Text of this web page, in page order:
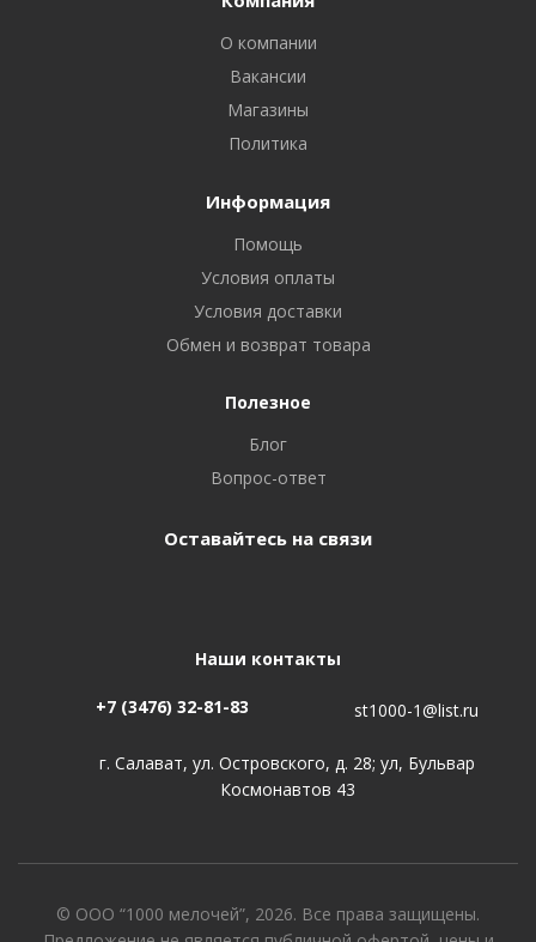
О компании
Вакансии
Магазины
Политика
Информация
Помощь
Условия оплаты
Условия доставки
Обмен и возврат товара
Полезное
Блог
Вопрос-ответ
Оставайтесь на связи
Наши контакты
+7 (3476) 32-81-83 st1000-1@list.ru
г. Салават, ул. Островского, д. 28; ул, Бульвар
Космонавтов 43
© ООО “1000 мелочей”, 2026. Все права защищены.